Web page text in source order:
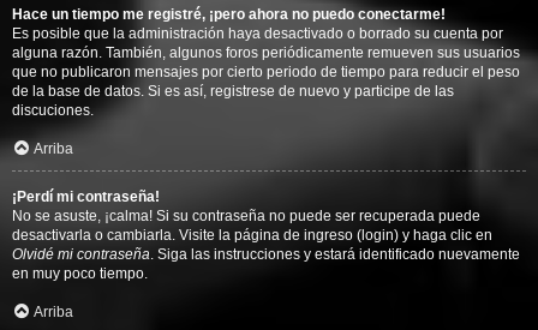
Hace un tiempo me registré, ¡pero ahora no puedo conectarme!
Es posible que la administración haya desactivado o borrado su cuenta por
alguna razón. También, algunos foros periódicamente remueven sus usuarios
que no publicaron mensajes por cierto periodo de tiempo para reducir el peso
de la base de datos. Si es así, registrese de nuevo y participe de las
discuciones.
Arriba
¡Perdí mi contraseña!
No se asuste, ¡calma! Si su contraseña no puede ser recuperada puede
desactivarla o cambiarla. Visite la página de ingreso (login) y haga clic en
Olvidé mi contraseña. Siga las instrucciones y estará identificado nuevamente
en muy poco tiempo.
Arriba